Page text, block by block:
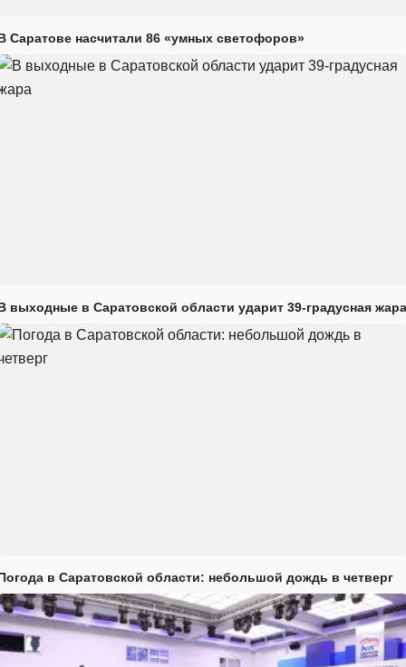
Саратове насчитали 86 «умных светофоров»
выходные в Саратовской области ударит 39-градусная жара
в Саратовской области: небольшой дождь в четверг